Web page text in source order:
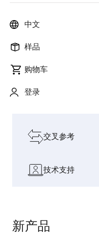
中文
样品
购物车
登录
增长
时代
软件和工具
交叉参考
技术支持
新产品